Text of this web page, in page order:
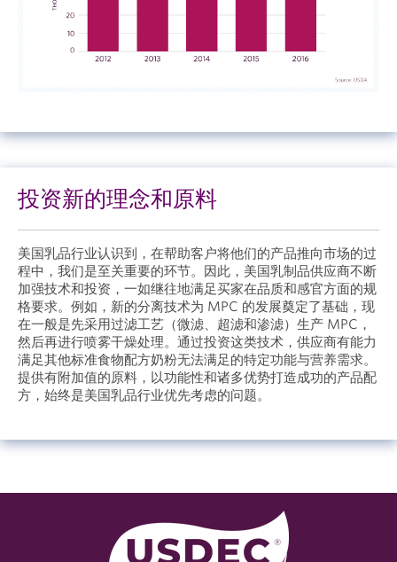
投资新的理念和原料
美国乳品行业认识到，在帮助客户将他们的产品推向市场的过
程中，我们是至关重要的环节。因此，美国乳制品供应商不断
加强技术和投资，一如继往地满足买家在品质和感官方面的规
格要求。例如，新的分离技术为 MPC 的发展奠定了基础，现
在一般是先采用过滤工艺（微滤、超滤和渗滤）生产 MPC，
然后再进行喷雾干燥处理。通过投资这类技术，供应商有能力
满足其他标准食物配方奶粉无法满足的特定功能与营养需求。
提供有附加值的原料，以功能性和诸多优势打造成功的产品配
方，始终是美国乳品行业优先考虑的问题。